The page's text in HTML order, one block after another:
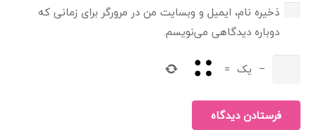
ذخیره نام، ایمیل و وبسایت من در مرورگر برای زمانی که
دوباره دیدگاهی می‌نویسم.
− یک =
فرستادن دیدگاه